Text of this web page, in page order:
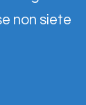
non siete